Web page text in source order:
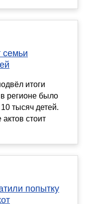
семьи
итоги
в регионе было
тысяч детей.
стоит
попытку